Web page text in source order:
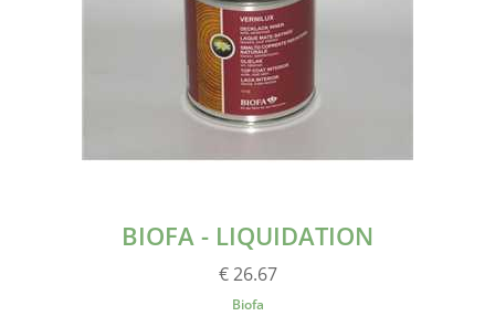
BIOFA - LIQUIDATION
€ 26.67
Biofa